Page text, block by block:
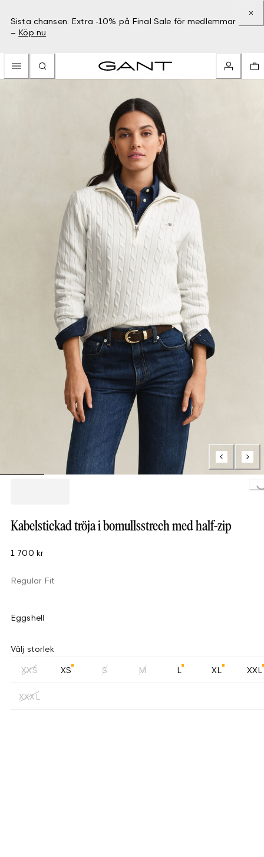
Sista chansen: Extra -10% på Final Sale för medlemmar
– Köp nu
Loading...
Kabelstickad tröja i bomullsstrech med half-zip
1 700 kr
Regular Fit
Eggshell
Välj storlek
XXS XS S M L XL XXL
XXXL